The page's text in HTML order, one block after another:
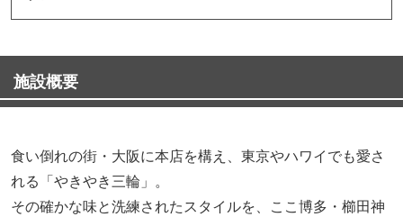
施設概要
食い倒れの街・大阪に本店を構え、東京やハワイでも愛さ
れる「やきやき三輪」。
その確かな味と洗練されたスタイルを、ここ博多・櫛田神